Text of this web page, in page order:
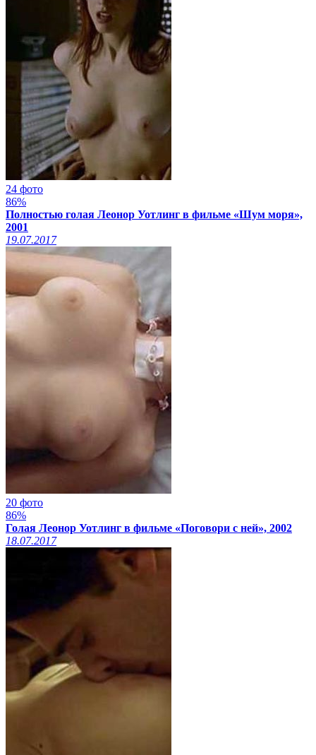
24 фото
86%
Полностью голая Леонор Уотлинг в фильме «Шум моря»,
2001
19.07.2017
20 фото
86%
Голая Леонор Уотлинг в фильме «Поговори с ней», 2002
18.07.2017